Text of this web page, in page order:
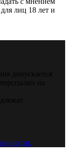
лиц 18 лет и
допускается
на